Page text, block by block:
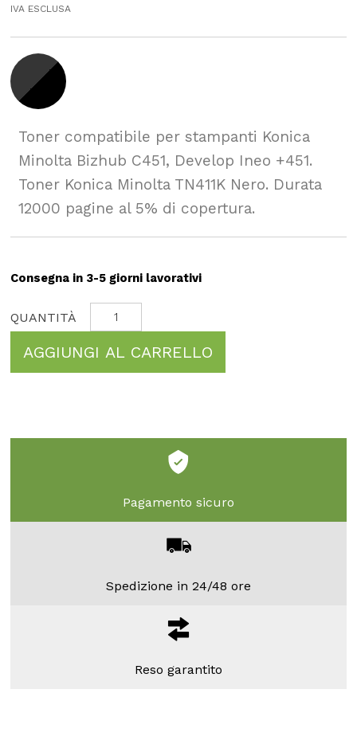
IVA ESCLUSA
Toner compatibile per stampanti Konica
Minolta Bizhub C451, Develop Ineo +451.
Toner Konica Minolta TN411K Nero. Durata
12000 pagine al 5% di copertura.
Consegna in 3-5 giorni lavorativi
AGGIUNGI AL CARRELLO
Pagamento sicuro
Spedizione in 24/48 ore
Reso garantito